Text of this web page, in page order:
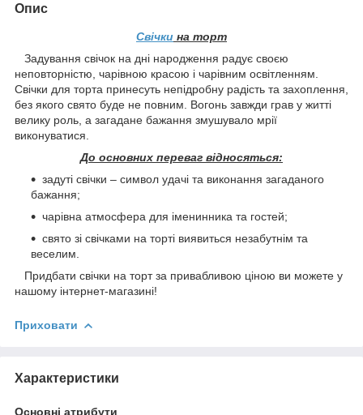
Опис
Свічки на торт
Задування свічок на дні народження радує своєю
неповторністю, чарівною красою і чарівним освітленням.
Свічки для торта принесуть непідробну радість та захоплення,
без якого свято буде не повним. Вогонь завжди грав у житті
велику роль, а загадане бажання змушувало мрії
виконуватися.
До основних переваг відносяться:
задуті свічки – символ удачі та виконання загаданого
бажання;
чарівна атмосфера для іменинника та гостей;
свято зі свічками на торті виявиться незабутнім та
веселим.
Придбати свічки на торт за привабливою ціною ви можете у
нашому інтернет-магазині!
Приховати
Характеристики
Основні атрибути